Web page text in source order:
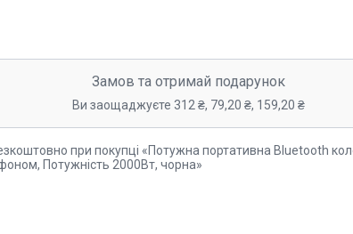
Замов та отримай подарунок
Ви заощаджуєте 312 ₴, 79,20 ₴, 159,20 ₴
при покупці «Потужна портативна Bluetooth
Потужність 2000Вт, чорна»